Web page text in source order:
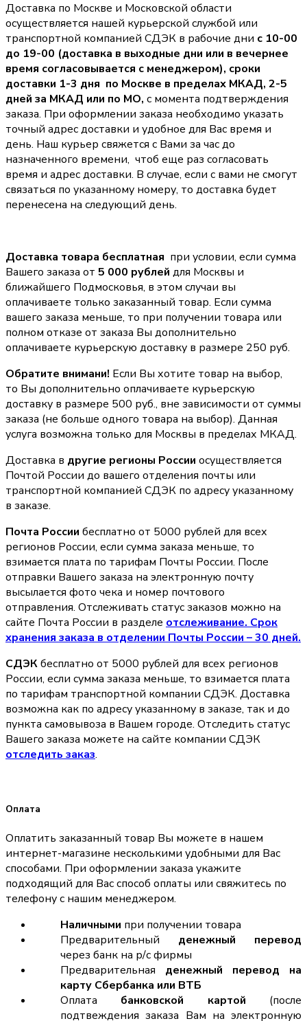
Доставка по Москве и Московской области
осуществляется нашей курьерской службой или
транспортной компанией СДЭК в рабочие дни с 10-00
до 19-00 (доставка в выходные дни или в вечернее
время согласовывается с менеджером), сроки
доставки 1-3 дня по Москве в пределах МКАД, 2-5
дней за МКАД или по МО, с момента подтверждения
заказа. При оформлении заказа необходимо указать
точный адрес доставки и удобное для Вас время и
день. Наш курьер свяжется с Вами за час до
назначенного времени, чтоб еще раз согласовать
время и адрес доставки. В случае, если с вами не смогут
связаться по указанному номеру, то доставка будет
перенесена на следующий день.
Доставка товара бесплатная при условии, если сумма
Вашего заказа от 5 000 рублей для Москвы и
ближайшего Подмосковья, в этом случаи вы
оплачиваете только заказанный товар. Если сумма
вашего заказа меньше, то при получении товара или
полном отказе от заказа Вы дополнительно
оплачиваете курьерскую доставку в размере 250 руб.
Обратите внимани! Если Вы хотите товар на выбор,
то Вы дополнительно оплачиваете курьерскую
доставку в размере 500 руб., вне зависимости от суммы
заказа (не больше одного товара на выбор). Данная
услуга возможна только для Москвы в пределах МКАД.
Доставка в другие регионы России осуществляется
Почтой России до вашего отделения почты или
транспортной компанией СДЭК по адресу указанному
в заказе.
Почта России бесплатно от 5000 рублей для всех
регионов России, если сумма заказа меньше, то
взимается плата по тарифам Почты России. После
отправки Вашего заказа на электронную почту
высылается фото чека и номер почтового
отправления. Отслеживать статус заказов можно на
сайте Почта России в разделе oтслеживание. Срок
хранения заказа в отделении Почты России – 30 дней.
СДЭКбесплатно от 5000 рублей для всех регионов
России, если сумма заказа меньше, то взимается плата
по тарифам транспортной компании СДЭК. Доставка
возможна как по адресу указанному в заказе, так и до
пункта самовывоза в Вашем городе. Отследить статус
Вашего заказа можете на сайте компании СДЭК
отследить заказ.
Оплата
Оплатить заказанный товар Вы можете в нашем
интернет-магазине несколькими удобными для Вас
способами. При оформлении заказа укажите
подходящий для Вас способ оплаты или свяжитесь по
телефону с нашим менеджером.
Наличными при получении товара
Предварительный денежный перевод
через банк на р/с фирмы
Предварительная денежный перевод на
карту Сбербанка или ВТБ
Оплата банковской картой (после
подтвеждения заказа Вам на электронную